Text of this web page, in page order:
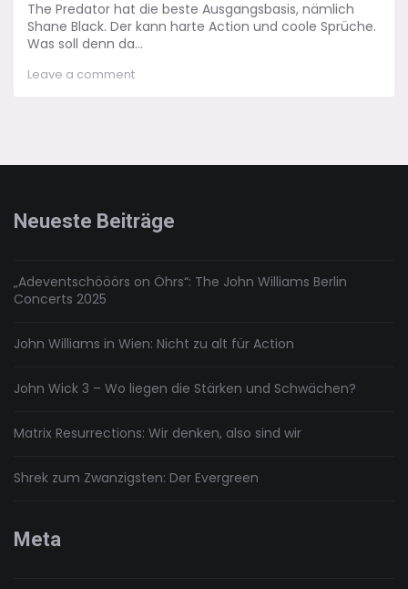
The Predator hat die beste Ausgangsbasis, nämlich
Shane Black. Der kann harte Action und coole Sprüche.
Was soll denn da...
Leave a commenton
Neueste Beiträge
„Adeventschööörs on Öhrs“: The John Williams Berlin
Concerts 2025
John Williams in Wien: Nicht zu alt für Action
John Wick 3 – Wo liegen die Stärken und Schwächen?
Matrix Resurrections: Wir denken, also sind wir
Shrek zum Zwanzigsten: Der Evergreen
Meta